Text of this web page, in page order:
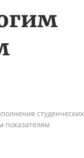
студенческих
показателям